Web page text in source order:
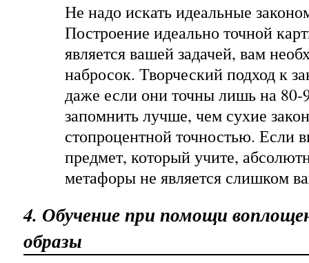
Не надо искать идеальные
Построение идеально точной
является вашей задачей, вам
набросок. Творческий подход к
даже если они точны лишь на 80-
запомнить лучше, чем сухие
стопроцентной точностью. Если
предмет, который учите,
метафоры не является слишком
4. Обучение при помощи
образы